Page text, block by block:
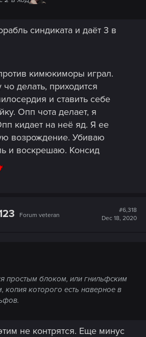
синдиката и даёт 3 в
кимюкиморы играл.
делать, приходится
и ставить себе
Опп чота делает, я
кидает на неё яд. Я ее
возрождение. Убиваю
и воскрешаю. Консид
Forum veteran
#6,318
Dec 18, 2020
простым блоком, или гнильфским
копия которого есть наверное в
не контрятся. Еще минус